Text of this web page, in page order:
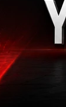
(İHA)